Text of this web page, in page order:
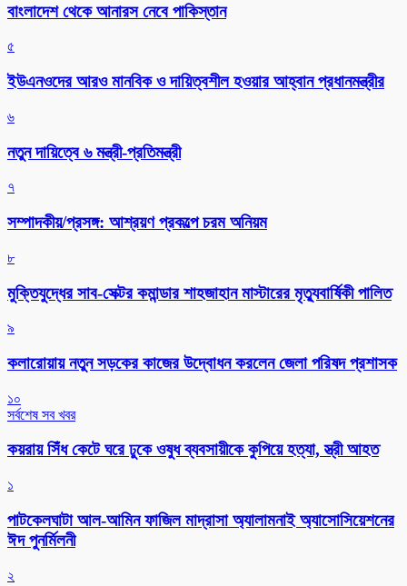
বাংলাদেশ থেকে আনারস নেবে পাকিস্তান
৫
ইউএনওদের আরও মানবিক ও দায়িত্বশীল হওয়ার আহ্বান প্রধানমন্ত্রীর
৬
নতুন দায়িত্বে ৬ মন্ত্রী-প্রতিমন্ত্রী
৭
সম্পাদকীয়/প্রসঙ্গ: আশ্রয়ণ প্রকল্পে চরম অনিয়ম
৮
মুক্তিযুদ্ধের সাব-সেক্টর কমান্ডার শাহজাহান মাস্টারের মৃত্যুবার্ষিকী পালিত
৯
কলারোয়ায় নতুন সড়কের কাজের উদ্বোধন করলেন জেলা পরিষদ প্রশাসক
১০
সর্বশেষ সব খবর
কয়রায় সিঁধ কেটে ঘরে ঢুকে ওষুধ ব্যবসায়ীকে কুপিয়ে হত্যা, স্ত্রী আহত
১
পাটকেলঘাটা আল-আমিন ফাজিল মাদ্রাসা অ্যালামনাই অ্যাসোসিয়েশনের
ঈদ পুনর্মিলনী
২